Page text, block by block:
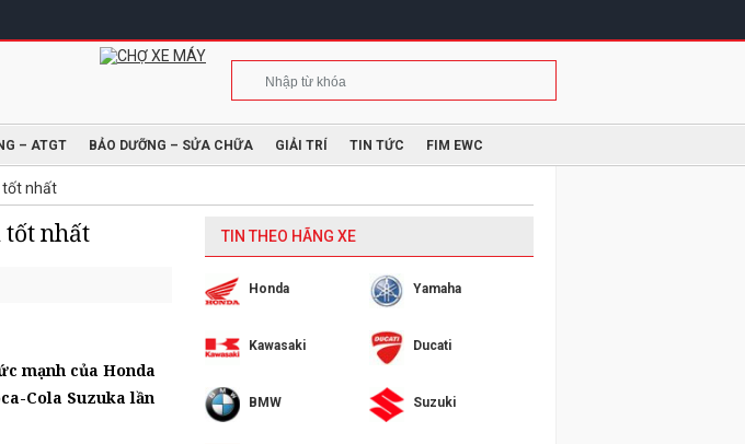
– ATGT BẢO DƯỠNG – SỬA CHỮA GIẢI TRÍ TIN TỨC FIM EWC
tốt nhất
tốt nhất
mạnh của Honda
Cola Suzuka lần
TIN THEO HÃNG XE
Honda Yamaha
Kawasaki Ducati
BMW Suzuki